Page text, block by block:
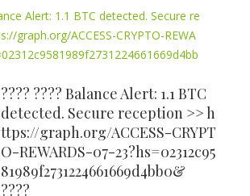
???? ???? Balance Alert: 1.1 BTC
detected. Secure reception >> h
ttps://graph.org/ACCESS-CRYPT
O-REWARDS-07-23?hs=02312c95
81989f2731224661669d4bb0&
????